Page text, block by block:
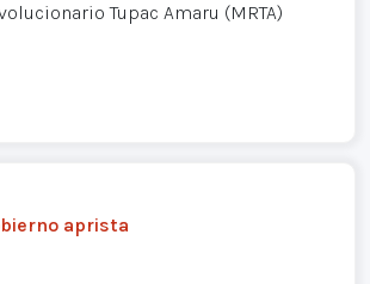
Tupac Amaru (MRTA)
aprista